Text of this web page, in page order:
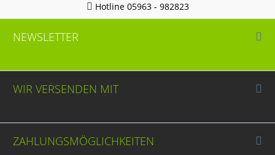
Hotline 05963 - 982823
NEWSLETTER
WIR VERSENDEN MIT
ZAHLUNGSMÖGLICHKEITEN